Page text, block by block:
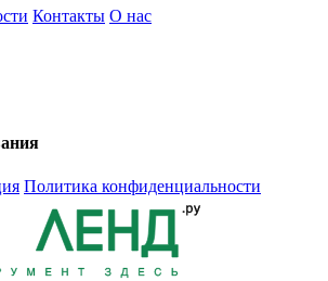
Контакты О нас
Политика конфиденциальности